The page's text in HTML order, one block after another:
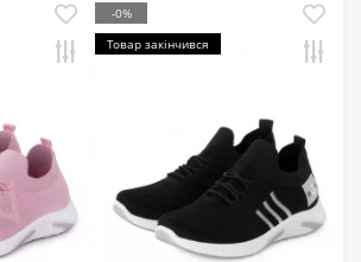
-0%
Товар закінчився